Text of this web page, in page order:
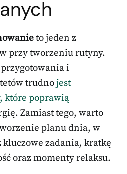
to jeden z
przy tworzeniu rutyny.
i
trudnojest
które poprawią
Zamiast tego, warto
planu dnia, w
zadania, kratkę
oraz momenty relaksu.